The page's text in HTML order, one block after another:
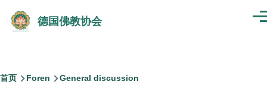
德国佛教协会
菜
面
首页 Foren General discussion